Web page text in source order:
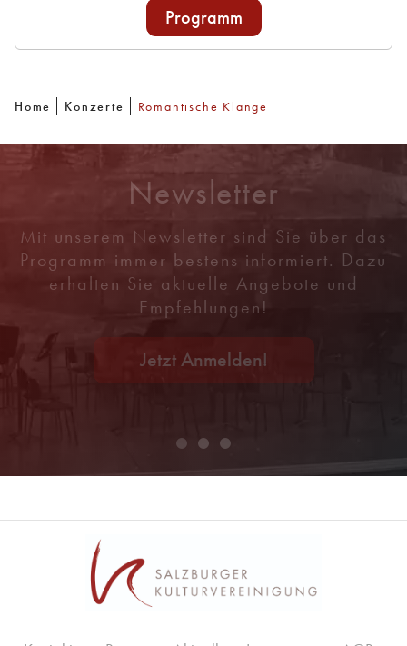
Programm
Home Konzerte Romantische Klänge
Newsletter
Mit unserem Newsletter sind Sie über das
Programm immer bestens informiert. Dazu
erhalten Sie aktuelle Angebote und
Empfehlungen!
Jetzt Anmelden!